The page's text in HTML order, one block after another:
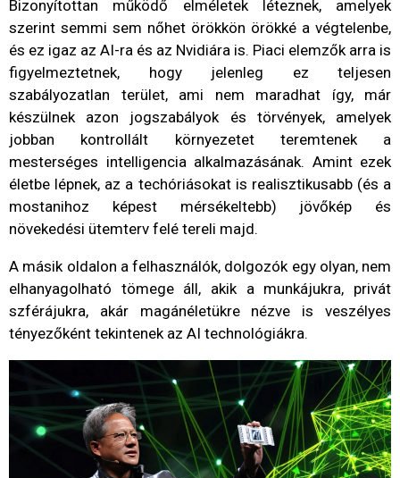
Bizonyítottan működő elméletek léteznek, amelyek
szerint semmi sem nőhet örökkön örökké a végtelenbe,
és ez igaz az AI-ra és az Nvidiára is. Piaci elemzők arra is
figyelmeztetnek, hogy jelenleg ez teljesen
szabályozatlan terület, ami nem maradhat így, már
készülnek azon jogszabályok és törvények, amelyek
jobban kontrollált környezetet teremtenek a
mesterséges intelligencia alkalmazásának. Amint ezek
életbe lépnek, az a techóriásokat is realisztikusabb (és a
mostanihoz képest mérsékeltebb) jövőkép és
növekedési ütemterv felé tereli majd.
A másik oldalon a felhasználók, dolgozók egy olyan, nem
elhanyagolható tömege áll, akik a munkájukra, privát
szférájukra, akár magánéletükre nézve is veszélyes
tényezőként tekintenek az AI technológiákra.